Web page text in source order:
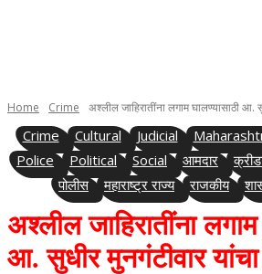
Home Crime अश्लील जाहिरातींना लगाम घालण्यासाठी आ.
Crime Cultural Judicial
Police
Political Social आमदार
पोलीस
महाराष्ट्र राज्य राजकीय
अश्लील जाहिरातींना
आ. सुधीर मुनगंटीवार यांचा